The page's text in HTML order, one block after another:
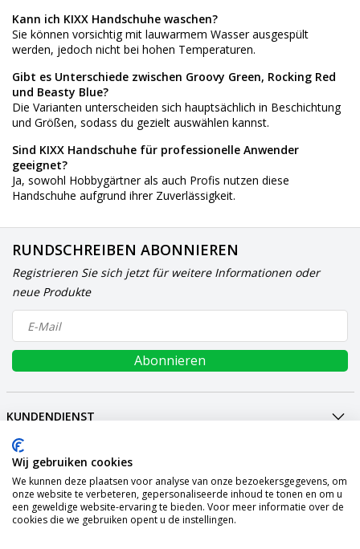
Kann ich KIXX Handschuhe waschen?
Sie können vorsichtig mit lauwarmem Wasser ausgespült
werden, jedoch nicht bei hohen Temperaturen.
Gibt es Unterschiede zwischen Groovy Green, Rocking Red
und Beasty Blue?
Die Varianten unterscheiden sich hauptsächlich in Beschichtung
und Größen, sodass du gezielt auswählen kannst.
Sind KIXX Handschuhe für professionelle Anwender
geeignet?
Ja, sowohl Hobbygärtner als auch Profis nutzen diese
Handschuhe aufgrund ihrer Zuverlässigkeit.
RUNDSCHREIBEN ABONNIEREN
Registrieren Sie sich jetzt für weitere Informationen oder
neue Produkte
Abonnieren
KUNDENDIENST
MEIN KONTO
INTERNATIONAL
ZAHLUNGSARTEN
VERSAND
Wij gebruiken cookies
We kunnen deze plaatsen voor analyse van onze bezoekersgegevens, om
onze website te verbeteren, gepersonaliseerde inhoud te tonen en om u
een geweldige website-ervaring te bieden. Voor meer informatie over de
cookies die we gebruiken opent u de instellingen.